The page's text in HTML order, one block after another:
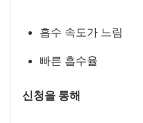
흡수 속도가 느림
빠른 흡수율
신청을 통해